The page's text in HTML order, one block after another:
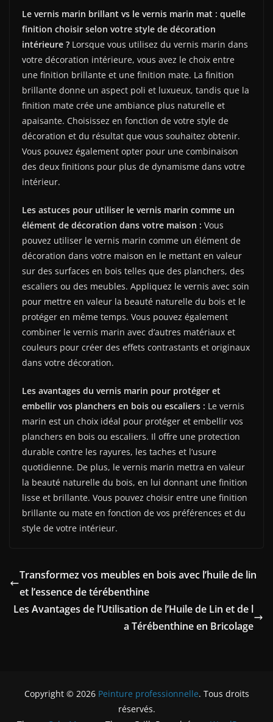
Le vernis marin brillant vs le vernis marin mat : quelle
finition choisir selon votre style de décoration
intérieure ? Lorsque vous utilisez du vernis marin dans
votre décoration intérieure, vous avez le choix entre
une finition brillante et une finition mate. La finition
brillante donne un aspect poli et luxueux, tandis que la
finition mate crée une ambiance plus naturelle et
apaisante. Choisissez en fonction de votre style de
décoration et du résultat que vous souhaitez obtenir.
Vous pouvez également opter pour une combinaison
des deux finitions pour plus de dynamisme dans votre
intérieur.
Les astuces pour utiliser le vernis marin comme un
élément de décoration dans votre maison : Vous
pouvez utiliser le vernis marin comme un élément de
décoration dans votre maison en le mettant en valeur
sur des surfaces en bois telles que des planchers, des
escaliers ou des meubles. Appliquez le vernis avec soin
pour mettre en valeur la beauté naturelle du bois et le
protéger en même temps. Vous pouvez également
combiner le vernis marin avec d’autres matériaux et
couleurs pour créer des effets contrastants et originaux
dans votre décoration.
Les avantages du vernis marin pour protéger et
embellir vos planchers en bois ou escaliers : Le vernis
marin est un choix idéal pour protéger et embellir vos
planchers en bois ou escaliers. Il offre une protection
durable contre les rayures, les taches et l’usure
quotidienne. De plus, le vernis marin mettra en valeur
la beauté naturelle du bois, en lui donnant une finition
lisse et brillante. Vous pouvez choisir entre une finition
brillante ou mate en fonction de vos préférences et du
style de votre intérieur.
Transformez vos meubles en bois avec l’huile de lin
et l’essence de térébenthine
Les Avantages de l’Utilisation de l’Huile de Lin et de l
a Térébenthine en Bricolage
Copyright © 2026 Peinture professionnelle. Tous droits
réservés.